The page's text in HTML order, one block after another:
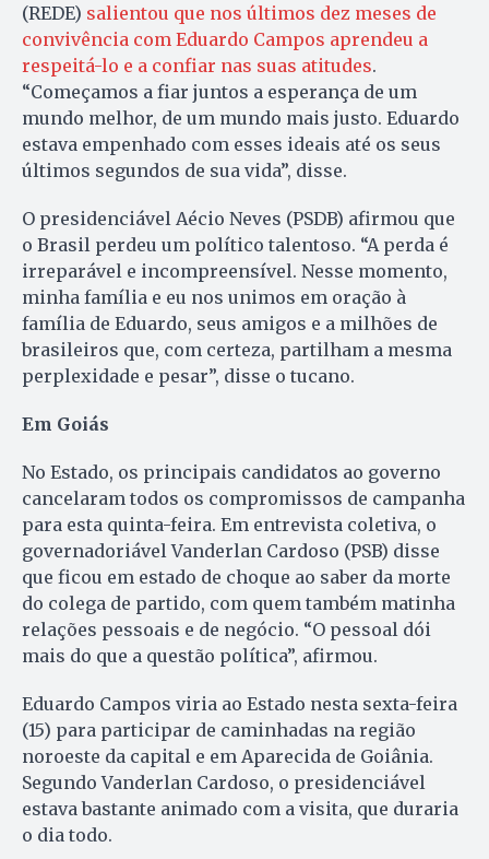
(REDE) salientou que nos últimos dez meses de
convivência com Eduardo Campos aprendeu a
respeitá-lo e a confiar nas suas atitudes.
“Começamos a fiar juntos a esperança de um
mundo melhor, de um mundo mais justo. Eduardo
estava empenhado com esses ideais até os seus
últimos segundos de sua vida”, disse.
O presidenciável Aécio Neves (PSDB) afirmou que
o Brasil perdeu um político talentoso. “A perda é
irreparável e incompreensível. Nesse momento,
minha família e eu nos unimos em oração à
família de Eduardo, seus amigos e a milhões de
brasileiros que, com certeza, partilham a mesma
perplexidade e pesar”, disse o tucano.
Em Goiás
No Estado, os principais candidatos ao governo
cancelaram todos os compromissos de campanha
para esta quinta-feira. Em entrevista coletiva, o
governadoriável Vanderlan Cardoso (PSB) disse
que ficou em estado de choque ao saber da morte
do colega de partido, com quem também matinha
relações pessoais e de negócio. “O pessoal dói
mais do que a questão política”, afirmou.
Eduardo Campos viria ao Estado nesta sexta-feira
(15) para participar de caminhadas na região
noroeste da capital e em Aparecida de Goiânia.
Segundo Vanderlan Cardoso, o presidenciável
estava bastante animado com a visita, que duraria
o dia todo.